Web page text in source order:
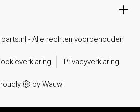
- Alle rechten voorbehouden
Privacyverklaring
by Wauw